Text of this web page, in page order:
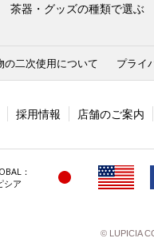
茶器・グッズの種類で選ぶ
の二次使用について プライ
採用情報 店舗のご案内
：
シア
© LUPICIA